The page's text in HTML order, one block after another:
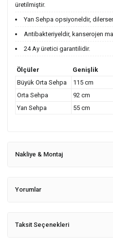
üretilmiştir.
Yan Sehpa opsiyoneldir,
Antibakteriyeldir, kanserojen
24 Ay üretici garantilidir.
Ölçüler Genişlik
Büyük Orta Sehpa
115 cm
Orta Sehpa
92 cm
Yan Sehpa
55 cm
Nakliye & Montaj
Yorumlar
Taksit Seçenekleri